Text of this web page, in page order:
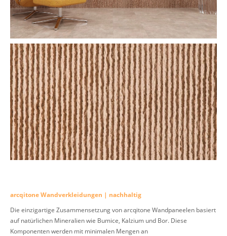
arcqitone Wandverkleidungen | nachhaltig
Die einzigartige Zusammensetzung von arcqitone Wandpaneelen basiert
auf natürlichen Mineralien wie Bumice, Kalzium und Bor. Diese
Komponenten werden mit minimalen Mengen an